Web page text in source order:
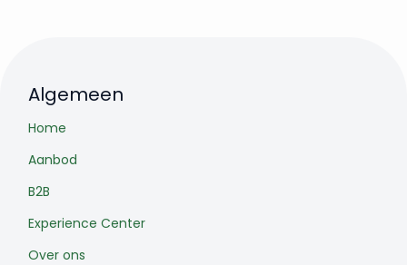
Algemeen
Home
Aanbod
B2B
Experience Center
Over ons